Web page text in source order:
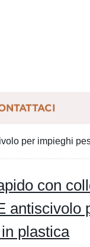
per impieghi
con
antiscivolo
plastica